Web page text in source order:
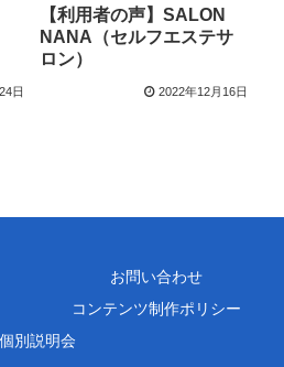
日
【利用者の声】SALON
NANA（セルフエステサ
ロン）
2022年12月16日
お問い合わせ
コンテンツ制作ポリシー
個別説明会